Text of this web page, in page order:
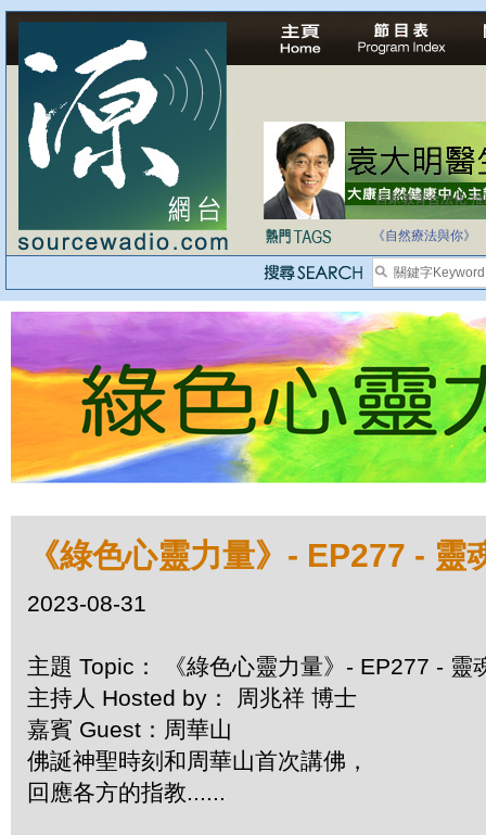
自家教育合法化-
《自然療法與你》
《綠色心靈力量》- EP277 - 靈
2023-08-31
主題 Topic： 《綠色心靈力量》- EP277 - 靈
主持人 Hosted by： 周兆祥 博士
嘉賓 Guest：周華山
佛誕神聖時刻和周華山首次講佛，
回應各方的指教......